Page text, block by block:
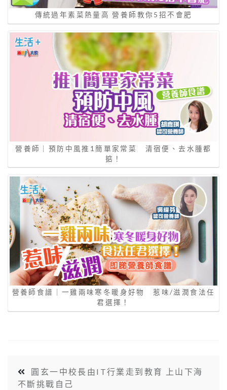
傳統過年素菜熱量高 營養師教你5招不會肥
營養師｜預防中風推1簡單家常菜 清宿便、去水腫都
掂！
營養師食譜｜一雞兩味寒冬暖身好物 惹味/滋潤食法任
君選擇！
圓玄一中校長由IT行業走到教育 上山下海
不斷挑戰自己